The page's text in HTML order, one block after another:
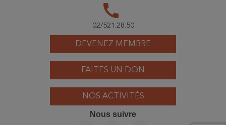
DEVENEZ MEMBRE
FAITES UN DON
NOS ACTIVITÉS
call
02/521.28.50
Nous suivre